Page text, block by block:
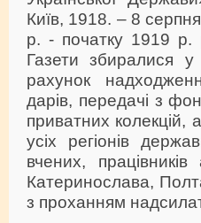
Київ, 1918. – 8
р. - початку 1919 р.
Газети збиралися у
рахунок
дарів, передачі з
приватних колекцій,
усіх регіонів
вчених,
Катеринослава,
з проханням